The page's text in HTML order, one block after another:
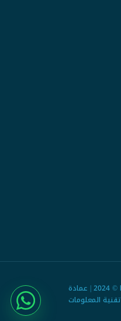
جميع الحقوق محفوظة الجامعة الإسلامية بمنيسوتا © 2024 | عمادة
تقنية المعلومات